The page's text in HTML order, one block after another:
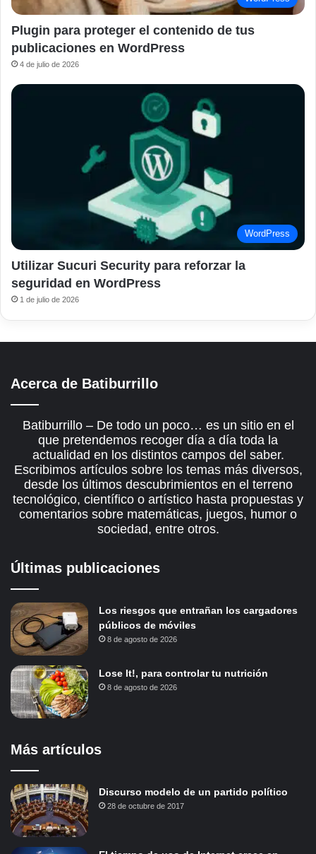
Plugin para proteger el contenido de tus
publicaciones en WordPress
4 de julio de 2026
WordPress
Utilizar Sucuri Security para reforzar la
seguridad en WordPress
1 de julio de 2026
Acerca de Batiburrillo
Batiburrillo – De todo un poco… es un sitio en el
que pretendemos recoger día a día toda la
actualidad en los distintos campos del saber.
Escribimos artículos sobre los temas más diversos,
desde los últimos descubrimientos en el terreno
tecnológico, científico o artístico hasta propuestas y
comentarios sobre matemáticas, juegos, humor o
sociedad, entre otros.
Últimas publicaciones
Los riesgos que entrañan los cargadores
públicos de móviles
8 de agosto de 2026
Lose It!, para controlar tu nutrición
8 de agosto de 2026
Más artículos
Discurso modelo de un partido político
28 de octubre de 2017